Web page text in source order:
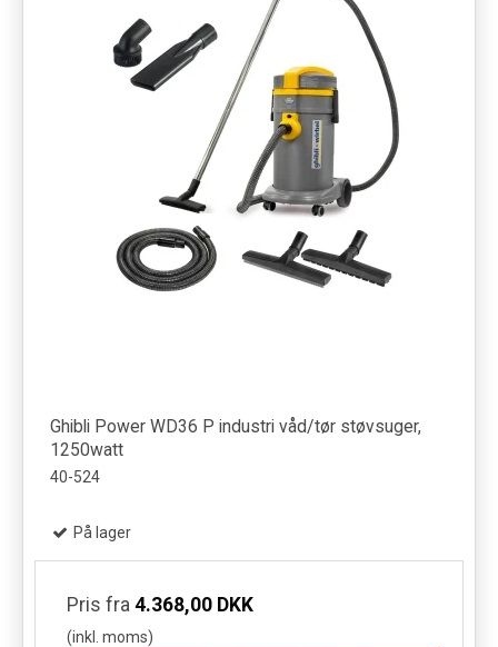
Ghibli Power WD36 P industri våd/tør støvsuger,
1250watt
40-524
På lager
Pris fra 4.368,00 DKK
(inkl. moms)